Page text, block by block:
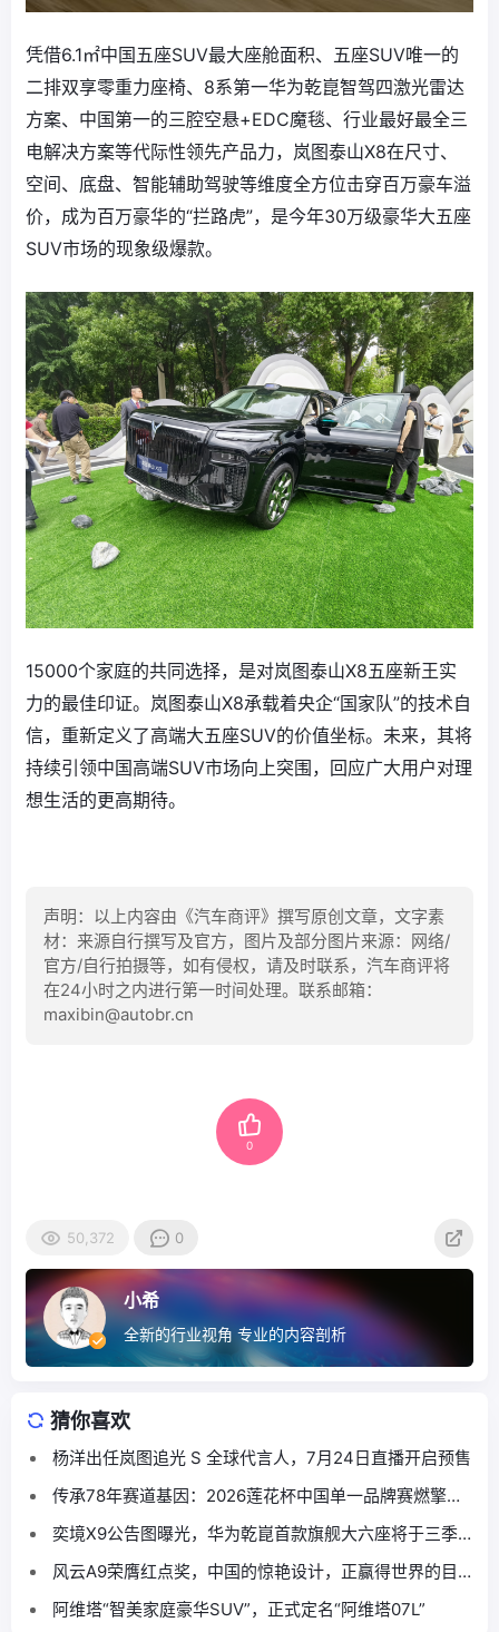
凭借6.1㎡中国五座SUV最大座舱面积、五座SUV唯一的
二排双享零重力座椅、8系第一华为乾崑智驾四激光雷达
方案、中国第一的三腔空悬+EDC魔毯、行业最好最全三
电解决方案等代际性领先产品力，岚图泰山X8在尺寸、
空间、底盘、智能辅助驾驶等维度全方位击穿百万豪车溢
价，成为百万豪华的“拦路虎”，是今年30万级豪华大五座
SUV市场的现象级爆款。
15000个家庭的共同选择，是对岚图泰山X8五座新王实
力的最佳印证。岚图泰山X8承载着央企“国家队”的技术自
信，重新定义了高端大五座SUV的价值坐标。未来，其将
持续引领中国高端SUV市场向上突围，回应广大用户对理
想生活的更高期待。
声明：以上内容由《汽车商评》撰写原创文章，文字素
材：来源自行撰写及官方，图片及部分图片来源：网络/
官方/自行拍摄等，如有侵权，请及时联系，汽车商评将
在24小时之内进行第一时间处理。联系邮箱：
maxibin@autobr.cn
0
50,372 0
小希
全新的行业视角 专业的内容剖析
猜你喜欢
杨洋出任岚图追光 S 全球代言人，7月24日直播开启预售
传承78年赛道基因：2026莲花杯中国单一品牌赛燃擎宁
奕境X9公告图曝光，华为乾崑首款旗舰大六座将于三季
风云A9荣膺红点奖，中国的惊艳设计，正赢得世界的目
阿维塔“智美家庭豪华SUV”，正式定名“阿维塔07L”